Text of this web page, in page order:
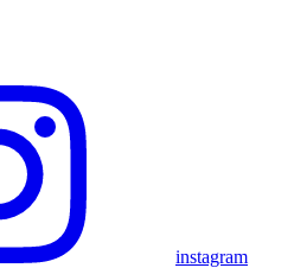
instagram